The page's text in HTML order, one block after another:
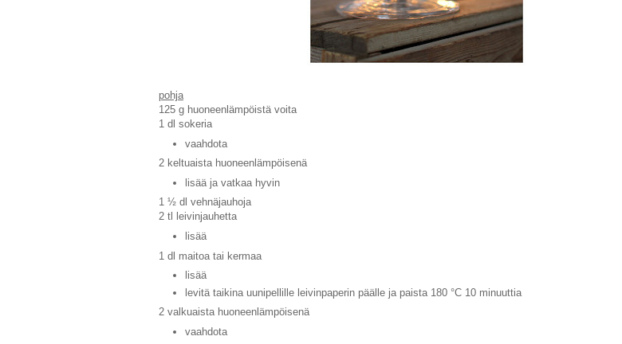
pohja
125 g huoneenlämpöistä voita
1 dl sokeria
vaahdota
2 keltuaista huoneenlämpöisenä
lisää ja vatkaa hyvin
1 ½ dl vehnäjauhoja
2 tl leivinjauhetta
lisää
1 dl maitoa tai kermaa
lisää
levitä taikina uunipellille leivinpaperin päälle ja paista 180 °C 10 minuuttia
2 valkuaista huoneenlämpöisenä
vaahdota